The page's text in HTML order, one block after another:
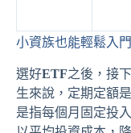
小資族也能輕鬆入
選好ETF之後，接
生來說，定期定額
是指每個月固定投